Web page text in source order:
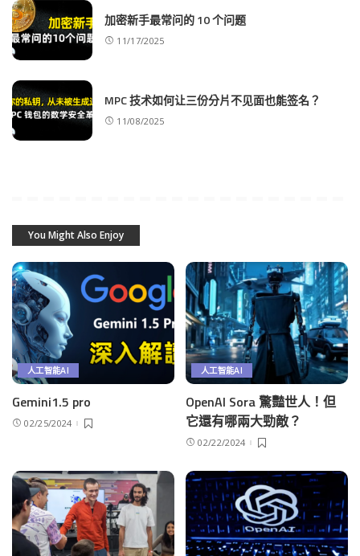
加密新手最常问的 10 个问题
11/17/2025
MPC 技术如何让三份分片不见面也能签名？
11/08/2025
You Might Also Enjoy
人工智能AI
Gemini1.5 pro
02/25/2024
人工智能AI
OpenAI Sora 驚豔世人！但
它還有哪兩大勁敵？
02/22/2024